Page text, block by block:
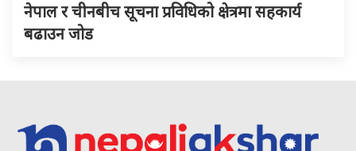
नेपाल र चीनबीच सूचना प्रविधिको क्षेत्रमा सहकार्य
बढाउन जोड